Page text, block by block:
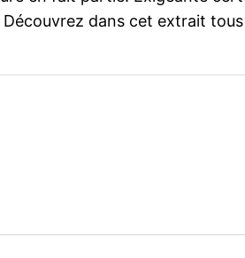
dans cet extrait